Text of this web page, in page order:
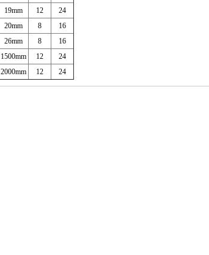
19mm 12
24
20mm 8
16
26mm 8
16
1500mm 12
24
2000mm 12 24